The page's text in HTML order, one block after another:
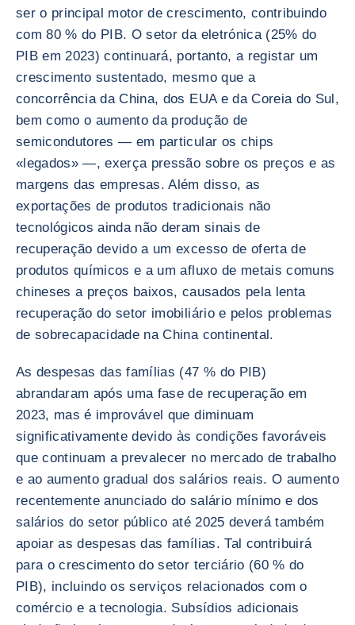
ser o principal motor de crescimento, contribuindo
com 80 % do PIB. O setor da eletrónica (25% do
PIB em 2023) continuará, portanto, a registar um
crescimento sustentado, mesmo que a
concorrência da China, dos EUA e da Coreia do Sul,
bem como o aumento da produção de
semicondutores — em particular os chips
«legados» —, exerça pressão sobre os preços e as
margens das empresas. Além disso, as
exportações de produtos tradicionais não
tecnológicos ainda não deram sinais de
recuperação devido a um excesso de oferta de
produtos químicos e a um afluxo de metais comuns
chineses a preços baixos, causados pela lenta
recuperação do setor imobiliário e pelos problemas
de sobrecapacidade na China continental.
As despesas das famílias (47 % do PIB)
abrandaram após uma fase de recuperação em
2023, mas é improvável que diminuam
significativamente devido às condições favoráveis
que continuam a prevalecer no mercado de trabalho
e ao aumento gradual dos salários reais. O aumento
recentemente anunciado do salário mínimo e dos
salários do setor público até 2025 deverá também
apoiar as despesas das famílias. Tal contribuirá
para o crescimento do setor terciário (60 % do
PIB), incluindo os serviços relacionados com o
comércio e a tecnologia. Subsídios adicionais